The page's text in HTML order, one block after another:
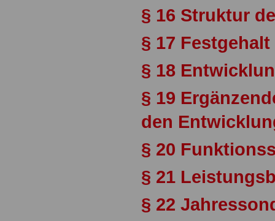
§ 16 Struktur
§ 17 Festgehalt
§ 18
§ 19
den
§ 20
§ 21
§ 22